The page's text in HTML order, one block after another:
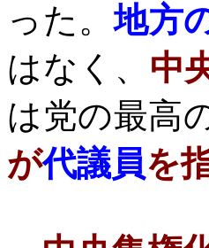
った。地方
はなく、 中
は党の最高
が代議員を